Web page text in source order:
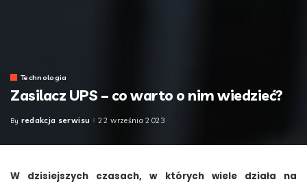
Technologia
Zasilacz UPS – co warto o nim wiedzieć?
Posted
By redakcja serwisu 22 września 2023
W dzisiejszych czasach, w których wiele działa na